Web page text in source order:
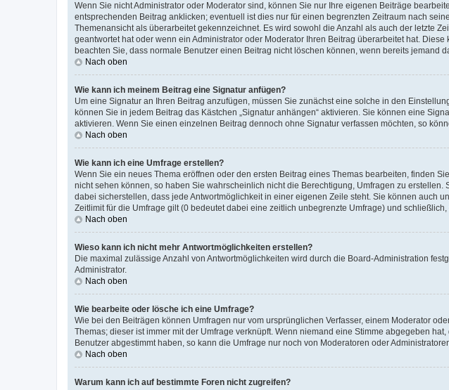
Wenn Sie nicht Administrator oder Moderator sind, können Sie nur Ihre eigenen Beiträge
entsprechenden Beitrag anklicken; eventuell ist dies nur für einen begrenzten Zeitraum nach
Themenansicht als überarbeitet gekennzeichnet. Es wird sowohl die Anzahl als auch der letzte
geantwortet hat oder wenn ein Administrator oder Moderator Ihren Beitrag überarbeitet hat.
beachten Sie, dass normale Benutzer einen Beitrag nicht löschen können, wenn bereits jemand
Nach oben
Wie kann ich meinem Beitrag eine Signatur anfügen?
Um eine Signatur an Ihren Beitrag anzufügen, müssen Sie zunächst eine solche in den
können Sie in jedem Beitrag das Kästchen „Signatur anhängen“ aktivieren. Sie können eine
aktivieren. Wenn Sie einen einzelnen Beitrag dennoch ohne Signatur verfassen möchten, so
Nach oben
Wie kann ich eine Umfrage erstellen?
Wenn Sie ein neues Thema eröffnen oder den ersten Beitrag eines Themas bearbeiten, finden
nicht sehen können, so haben Sie wahrscheinlich nicht die Berechtigung, Umfragen zu
dabei sicherstellen, dass jede Antwortmöglichkeit in einer eigenen Zeile steht. Sie können auch
Zeitlimit für die Umfrage gilt (0 bedeutet dabei eine zeitlich unbegrenzte Umfrage) und
Nach oben
Wieso kann ich nicht mehr Antwortmöglichkeiten erstellen?
Die maximal zulässige Anzahl von Antwortmöglichkeiten wird durch die Board-Administration
Administrator.
Nach oben
Wie bearbeite oder lösche ich eine Umfrage?
Wie bei den Beiträgen können Umfragen nur vom ursprünglichen Verfasser, einem Moderator
Themas; dieser ist immer mit der Umfrage verknüpft. Wenn niemand eine Stimme abgegeben
Benutzer abgestimmt haben, so kann die Umfrage nur noch von Moderatoren oder
Nach oben
Warum kann ich auf bestimmte Foren nicht zugreifen?